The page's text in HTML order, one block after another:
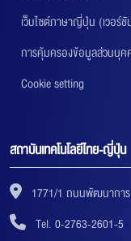
เว็บไซต์ภาษาญี่ปุ่น (เวอร์ชั
การคุ้มครองข้อมูลส่วนบุค
Cookie setting
สถาบันเทคโนโลยีไทย-ญี่ปุ่น
1771/1 ถนนพัฒนาการ
Tel. 0-2763-2601-5